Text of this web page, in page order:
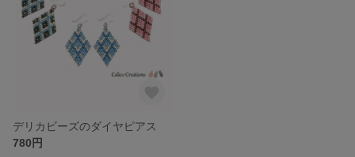
デリカビーズのダイヤピアス
780円